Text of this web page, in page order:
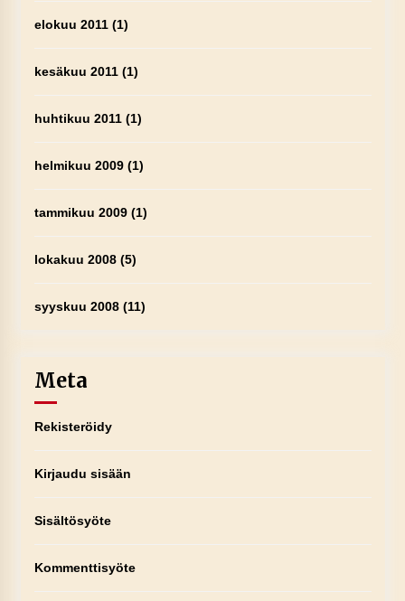
elokuu 2011(1)
kesäkuu 2011(1)
huhtikuu 2011(1)
helmikuu 2009(1)
tammikuu 2009(1)
lokakuu 2008(5)
syyskuu 2008(11)
Meta
Rekisteröidy
Kirjaudu sisään
Sisältösyöte
Kommenttisyöte